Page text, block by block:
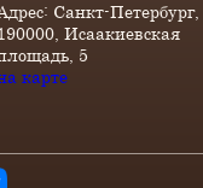
Санкт-Петербург,
Исаакиевская
5
карте